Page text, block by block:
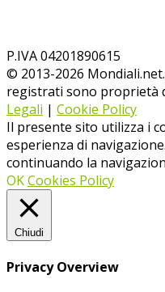
P.IVA 04201890615
© 2013-2026
registrati sono proprietà
Legali | Cookie Policy
Il presente sito utilizza i
esperienza di
continuando la
OKCookies Policy
Chiudi
Privacy Overview